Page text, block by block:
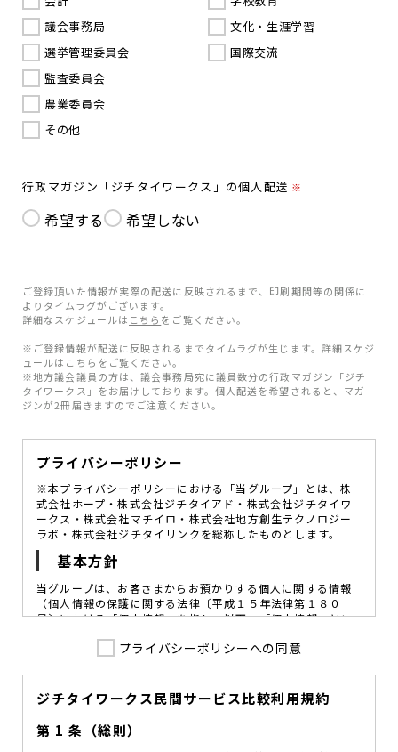
議会事務局
選挙管理委員会
監査委員会
農業委員会
その他
文化・生涯学習
国際交流
行政マガジン「ジチタイワークス」の個人配送 ※
希望する 希望しない
ご登録頂いた情報が実際の配送に反映されるまで、印刷期間等の関係に
よりタイムラグがございます。
詳細なスケジュールは こちら をご覧ください。
※ご登録情報が配送に反映されるまでタイムラグが生じます。詳細スケジ
ュールはこちらをご覧ください。
※地方議会議員の方は、議会事務局宛に議員数分の行政マガジン「ジチ
タイワークス」をお届けしております。個人配送を希望されると、マガ
ジンが2冊届きますのでご注意ください。
プライバシーポリシー
※本プライバシーポリシーにおける「当グループ」とは、株
式会社ホープ・株式会社ジチタイアド・株式会社ジチタイワ
ークス・株式会社マチイロ・株式会社地方創生テクノロジー
ラボ・株式会社ジチタイリンクを総称したものとします。
基本方針
当グループは、お客さまからお預かりする個人に関する情報
（個人情報の保護に関する法律〔平成１５年法律第１８０
号〕における「個人情報」を指し、以下、「個人情報」とい
図ることが、重要な社会的責務であると考えております。
を定め、役員及び従業員に個人情報保護の重要性の認識と取
組みを徹底させることによって、個人情報の適切な取り扱い
に努めてまいります。
プライバシーポリシーへの同意
ジチタイワークス民間サービス比較利用規約
第 1 条（総則）